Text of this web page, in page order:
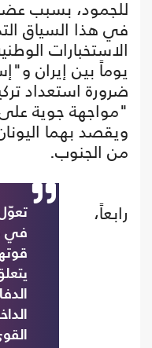
للجمود، بسبب
في هذا السياق
يوماً بين إيران
ضرورة استعداد
"مواجهة جوية على
ويقصد بهما
من الجنوب.
في
رابعاً،